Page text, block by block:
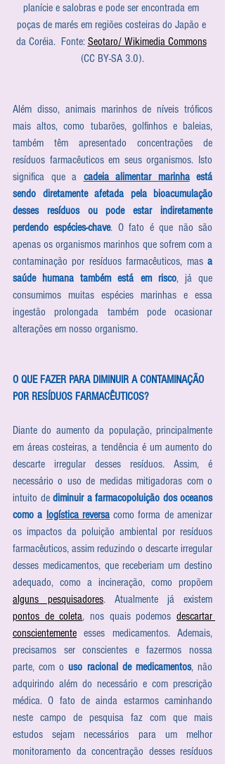
planície e salobras e pode ser encontrada em
poças de marés em regiões costeiras do Japão e
da Coréia.  Fonte: Seotaro/ Wikimedia Commons
(CC BY-SA 3.0).
Além disso, animais marinhos de níveis tróficos
mais altos, como tubarões, golfinhos e baleias,
também têm apresentado concentrações de
resíduos farmacêuticos em seus organismos. Isto
significa que a cadeia alimentar marinha está
sendo diretamente afetada pela bioacumulação
desses resíduos ou pode estar indiretamente
perdendo espécies-chave. O fato é que não são
apenas os organismos marinhos que sofrem com a
contaminação por resíduos farmacêuticos, mas a
saúde humana também está em risco, já que
consumimos muitas espécies marinhas e essa
ingestão prolongada também pode ocasionar
alterações em nosso organismo.
O QUE FAZER PARA DIMINUIR A CONTAMINAÇÃO
POR RESÍDUOS FARMACÊUTICOS?
Diante do aumento da população, principalmente
em áreas costeiras, a tendência é um aumento do
descarte irregular desses resíduos. Assim, é
necessário o uso de medidas mitigadoras com o
intuito de diminuir a farmacopoluição dos oceanos
como a logística reversa como forma de amenizar
os impactos da poluição ambiental por resíduos
farmacêuticos, assim reduzindo o descarte irregular
desses medicamentos, que receberiam um destino
alguns pesquisadores
pontos de coleta, nos quais podemos descartar
conscientemente esses medicamentos. Ademais,
precisamos ser conscientes e fazermos nossa
parte, com o uso racional de medicamentos, não
adquirindo além do necessário e com prescrição
médica. O fato de ainda estarmos caminhando
neste campo de pesquisa faz com que mais
estudos sejam necessários para um melhor
monitoramento da concentração desses resíduos